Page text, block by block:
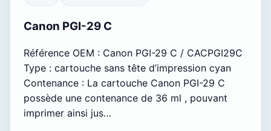
Canon PGI-29 C
Référence OEM : Canon PGI-29 C / CACPGI29C
Type : cartouche sans tête d’impression cyan
Contenance : La cartouche Canon PGI-29 C
possède une contenance de 36 ml , pouvant
imprimer ainsi jus…